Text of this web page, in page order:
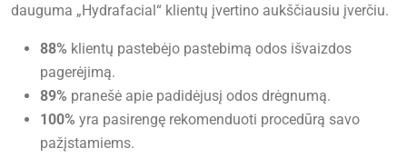
dauguma „Hydrafacial“ klientų įvertino aukščiausiu įverčiu.
88% klientų pastebėjo pastebimą odos išvaizdos
pagerėjimą.
89% pranešė apie padidėjusį odos drėgnumą.
100% yra pasirengę rekomenduoti procedūrą savo
pažįstamiems.